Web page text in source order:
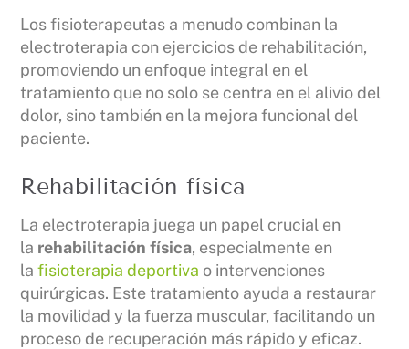
Los fisioterapeutas a menudo combinan la
electroterapia con ejercicios de rehabilitación,
promoviendo un enfoque integral en el
tratamiento que no solo se centra en el alivio del
dolor, sino también en la mejora funcional del
paciente.
Rehabilitación física
La electroterapia juega un papel crucial en
la rehabilitación física, especialmente en
lafisioterapia deportiva o intervenciones
quirúrgicas. Este tratamiento ayuda a restaurar
la movilidad y la fuerza muscular, facilitando un
proceso de recuperación más rápido y eficaz.